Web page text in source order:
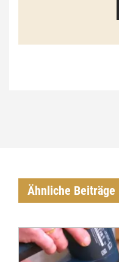
Ähnliche Beiträge